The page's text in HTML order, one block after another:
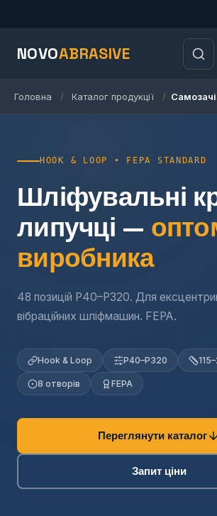
NOVOABRASIVE
Головна / Каталог продукції /
HOOK & LOOP • FEPA STANDARD
Шліфувальні
липучці —
виробника
48 позицій P40–P320. Для
вібраційних шліфмашин. FEPA.
Hook & Loop P40–P320
8 отворів FEPA
Переглянути каталог
Запит ціни